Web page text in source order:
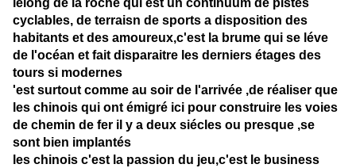
lelong de la roche qui est un continuum de pistes
cyclables, de terraisn de sports a disposition des
habitants et des amoureux,c'est la brume qui se léve
de l'océan et fait disparaitre les derniers étages des
tours si modernes
'est surtout comme au soir de l'arrivée ,de réaliser que
les chinois qui ont émigré ici pour construire les voies
de chemin de fer il y a deux siécles ou presque ,se
sont bien implantés
les chinois c'est la passion du jeu,c'est le business